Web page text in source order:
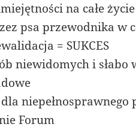
na całe życie
psa przewodnika w
= SUKCES
niewidomych i słabo
niepełnosprawnego
Forum